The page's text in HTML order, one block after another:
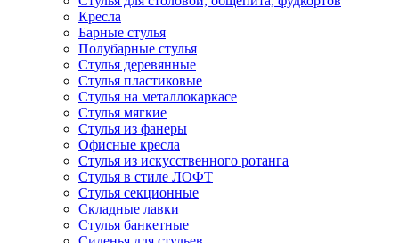
Кресла
Барные стулья
Полубарные стулья
Стулья деревянные
Стулья пластиковые
Стулья на металлокаркасе
Стулья мягкие
Стулья из фанеры
Офисные кресла
Стулья из искусственного ротанга
Стулья в стиле ЛОФТ
Стулья секционные
Складные лавки
Стулья банкетные